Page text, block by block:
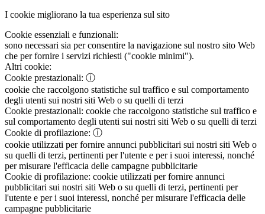
I cookie migliorano la tua esperienza sul sito
Cookie essenziali e funzionali:
sono necessari sia per consentire la navigazione sul nostro sito Web
che per fornire i servizi richiesti ("cookie minimi").
Altri cookie:
Cookie prestazionali: ⓘ
cookie che raccolgono statistiche sul traffico e sul comportamento
degli utenti sui nostri siti Web o su quelli di terzi
Cookie prestazionali: cookie che raccolgono statistiche sul traffico e
sul comportamento degli utenti sui nostri siti Web o su quelli di terzi
Cookie di profilazione: ⓘ
cookie utilizzati per fornire annunci pubblicitari sui nostri siti Web o
su quelli di terzi, pertinenti per l'utente e per i suoi interessi, nonché
per misurare l'efficacia delle campagne pubblicitarie
Cookie di profilazione: cookie utilizzati per fornire annunci
pubblicitari sui nostri siti Web o su quelli di terzi, pertinenti per
l'utente e per i suoi interessi, nonché per misurare l'efficacia delle
campagne pubblicitarie